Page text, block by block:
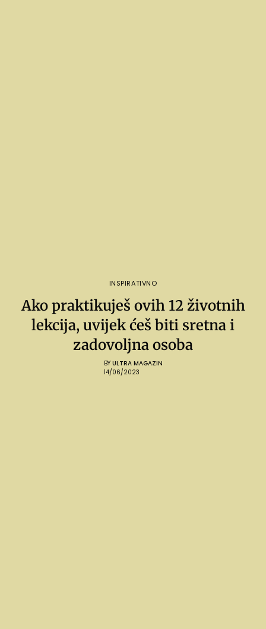
INSPIRATIVNO
Ako praktikuješ ovih 12 životnih
lekcija, uvijek ćeš biti sretna i
zadovoljna osoba
BY ULTRA MAGAZIN
14/06/2023